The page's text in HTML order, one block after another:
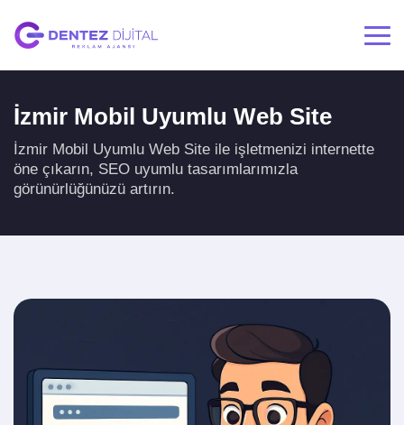
İzmir Mobil Uyumlu Web Site
İzmir Mobil Uyumlu Web Site ile işletmenizi internette
öne çıkarın, SEO uyumlu tasarımlarımızla
görünürlüğünüzü artırın.